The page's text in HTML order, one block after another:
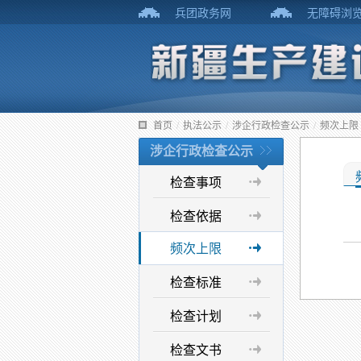
兵团政务网 无障碍浏
首页 / 执法公示 / 涉企行政检查公示 / 频次上限
涉企行政检查公示
检查事项
检查依据
频次上限
检查标准
检查计划
检查文书